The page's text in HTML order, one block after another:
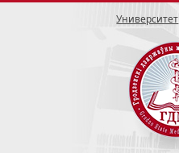
Университет